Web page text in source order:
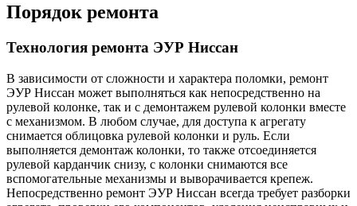
Порядок ремонта
Технология ремонта ЭУР Ниссан
В зависимости от сложности и характера поломки, ремонт
ЭУР Ниссан может выполняться как непосредственно на
рулевой колонке, так и с демонтажем рулевой колонки вместе
с механизмом. В любом случае, для доступа к агрегату
снимается облицовка рулевой колонки и руль. Если
выполняется демонтаж колонки, то также отсоединяется
рулевой карданчик снизу, с колонки снимаются все
вспомогательные механизмы и выворачивается крепеж.
Непосредственно ремонт ЭУР Ниссан всегда требует разборки